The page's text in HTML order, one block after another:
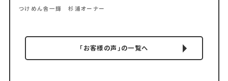
つけめん舎一輝 杉浦オーナー
「お客様の声」の一覧へ